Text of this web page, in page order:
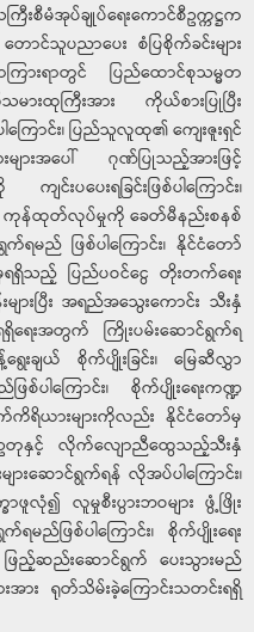
ချုပ်ရေးကောင်စီဥက္ကဋ္ဌက
သူပညာပေး စံပြစိုက်ခင်းများ
ကြားရာတွင် ပြည်ထောင်စုသမ္မတ
းထုကြီးအား ကိုယ်စားပြုပြီး
ောင်း၊ ပြည်သူလူထု၏ ကျေးဇူးရှင်
ျားအပေါ် ဂုဏ်ပြုသည့်အားဖြင့်
ပေးရခြင်းဖြစ်ပါကြောင်း၊
ည့် ကုန်ထုတ်လုပ်မှုကို ခေတ်မီနည်းစနစ်
ရမည် ဖြစ်ပါကြောင်း၊ နိုင်ငံတော်
ရှိသည့် ပြည်ပဝင်ငွေ တိုးတက်ရေး
ျားပြီး အရည်အသွေးကောင်း သီးနှံ
ရှိရေးအတွက် ကြိုးပမ်းဆောင်ရွက်ရ
ရွေးချယ် စိုက်ပျိုးခြင်း၊ မြေဆီလွှာ
ပါကြောင်း၊ စိုက်ပျိုးရေးကဏ္ဍ
ယားများကိုလည်း နိုင်ငံတော်မှ
သီဥတုနှင့် လိုက်လျောညီထွေသည့်သီးနှံ
များဆောင်ရွက်ရန် လိုအပ်ပါကြောင်း၊
ဖူလုံ၍ လူမှုစီးပွားဘဝများ ဖွံ့ဖြိုး
ဖြစ်ပါကြောင်း၊ စိုက်ပျိုးရေး
ြည့်ဆည်းဆောင်ရွက် ပေးသွားမည်
းအား ရုတ်သိမ်းခဲ့ကြောင်းသတင်းရရှိ